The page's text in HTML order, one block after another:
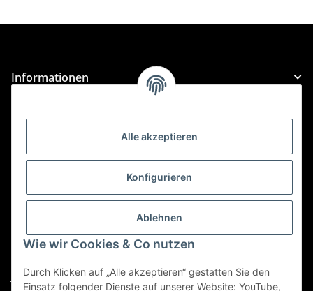
Alle akzeptieren
Konfigurieren
Ablehnen
Wie wir Cookies & Co nutzen
Durch Klicken auf „Alle akzeptieren“ gestatten Sie den
Einsatz folgender Dienste auf unserer Website: YouTube,
Informationen
Gesetzliche Informationen
Kategorien
Für Custom Anfragen und Custom Bestellungen auch
custom@htr-shop.com
jersey@htr-shop.com